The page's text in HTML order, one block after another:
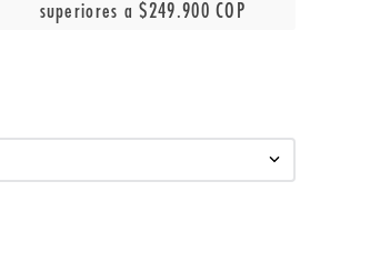
superiores a $249.900 COP